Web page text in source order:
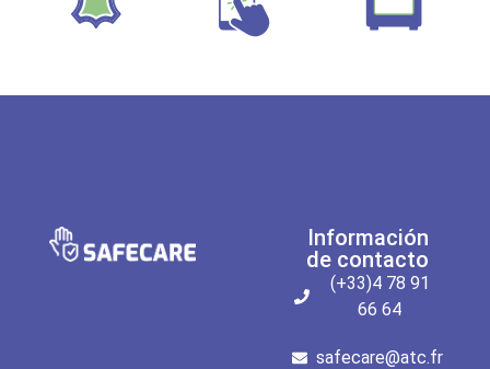
Información
de contacto
(+33)4 78 91
66 64
safecare@atc.fr